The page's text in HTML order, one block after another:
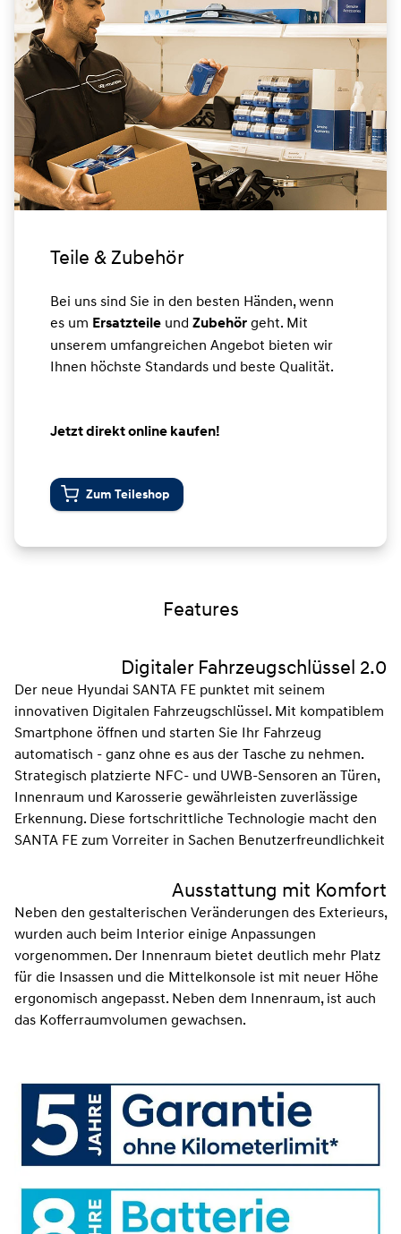
Teile & Zubehör
Bei uns sind Sie in den besten Händen, wenn
es um Ersatzteile und Zubehör geht. Mit
unserem umfangreichen Angebot bieten wir
Ihnen höchste Standards und beste Qualität.
Jetzt direkt online kaufen!
Zum Teileshop
Features
Digitaler Fahrzeugschlüssel 2.0
Der neue Hyundai SANTA FE punktet mit seinem
innovativen Digitalen Fahrzeugschlüssel. Mit kompatiblem
Smartphone öffnen und starten Sie Ihr Fahrzeug
automatisch - ganz ohne es aus der Tasche zu nehmen.
Strategisch platzierte NFC- und UWB-Sensoren an Türen,
Innenraum und Karosserie gewährleisten zuverlässige
Erkennung. Diese fortschrittliche Technologie macht den
SANTA FE zum Vorreiter in Sachen Benutzerfreundlichkeit
Ausstattung mit Komfort
Neben den gestalterischen Veränderungen des Exterieurs,
wurden auch beim Interior einige Anpassungen
vorgenommen. Der Innenraum bietet deutlich mehr Platz
für die Insassen und die Mittelkonsole ist mit neuer Höhe
ergonomisch angepasst. Neben dem Innenraum, ist auch
das Kofferraumvolumen gewachsen.